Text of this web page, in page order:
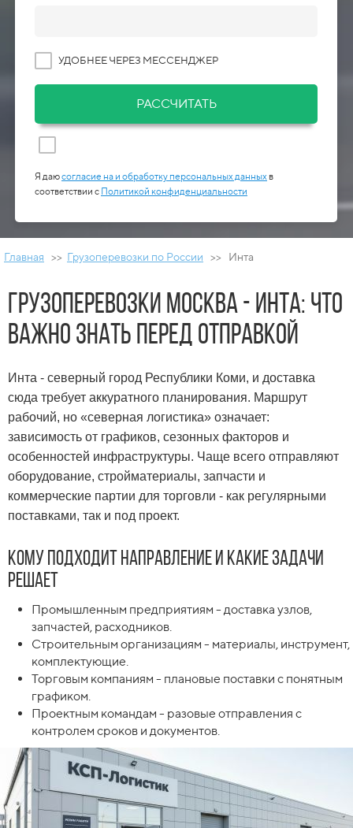
УДОБНЕЕ ЧЕРЕЗ МЕССЕНДЖЕР
РАССЧИТАТЬ
Я даюсогласие на и обработку персональных данных в
соответствии с Политикой конфиденциальности
Главная >> Грузоперевозки по России >> Инта
Грузоперевозки Москва - Инта: что
важно знать перед отправкой
Инта - северный город Республики Коми, и доставка
сюда требует аккуратного планирования. Маршрут
рабочий, но «северная логистика» означает:
зависимость от графиков, сезонных факторов и
особенностей инфраструктуры. Чаще всего отправляют
оборудование, стройматериалы, запчасти и
коммерческие партии для торговли - как регулярными
поставками, так и под проект.
Кому подходит направление и какие задачи
решает
Промышленным предприятиям - доставка узлов,
запчастей, расходников.
Строительным организациям - материалы, инструмент,
комплектующие.
Торговым компаниям - плановые поставки с понятным
графиком.
Проектным командам - разовые отправления с
контролем сроков и документов.